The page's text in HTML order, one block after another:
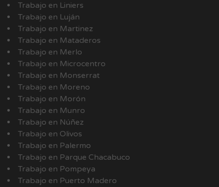
Trabajo en Liniers
Trabajo en Luján
Trabajo en Martinez
Trabajo en Mataderos
Trabajo en Merlo
Trabajo en Microcentro
Trabajo en Monserrat
Trabajo en Moreno
Trabajo en Morón
Trabajo en Munro
Trabajo en Núñez
Trabajo en Olivos
Trabajo en Palermo
Trabajo en Parque Chacabuco
Trabajo en Pompeya
Trabajo en Puerto Madero